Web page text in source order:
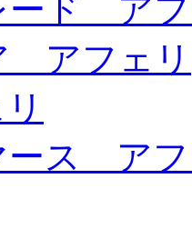
ード ア
アフェリ
ース ア